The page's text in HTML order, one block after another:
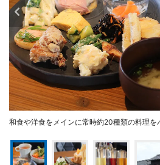
和食や洋食をメインに常時約20種類の料理を